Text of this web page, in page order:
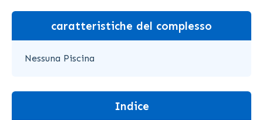
caratteristiche del complesso
Nessuna Piscina
Indice